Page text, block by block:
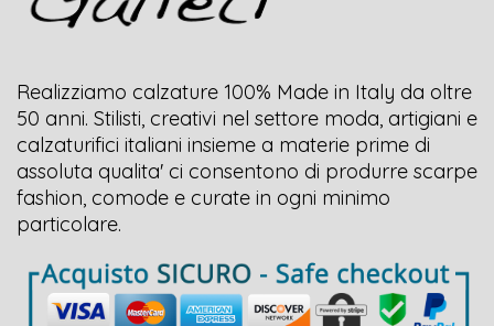
Realizziamo calzature 100% Made in Italy da oltre
50 anni. Stilisti, creativi nel settore moda, artigiani e
calzaturifici italiani insieme a materie prime di
assoluta qualita' ci consentono di produrre scarpe
fashion, comode e curate in ogni minimo
particolare.